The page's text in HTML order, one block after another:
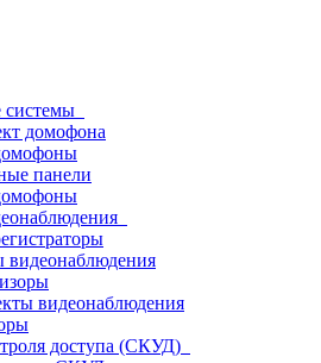
домофона
панели
видеонаблюдения
видеонаблюдения
доступа (СКУД)